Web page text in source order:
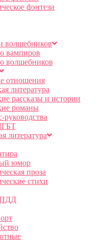
фэнтези
волшебников
вампиров
волшебников
отношения
литература
рассказы и истории
романы
руководства
литература
юмор
проза
стихи
ПДД